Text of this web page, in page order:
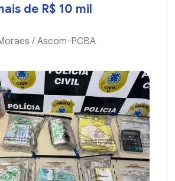
de R$ 10 mil
/ Ascom-PCBA